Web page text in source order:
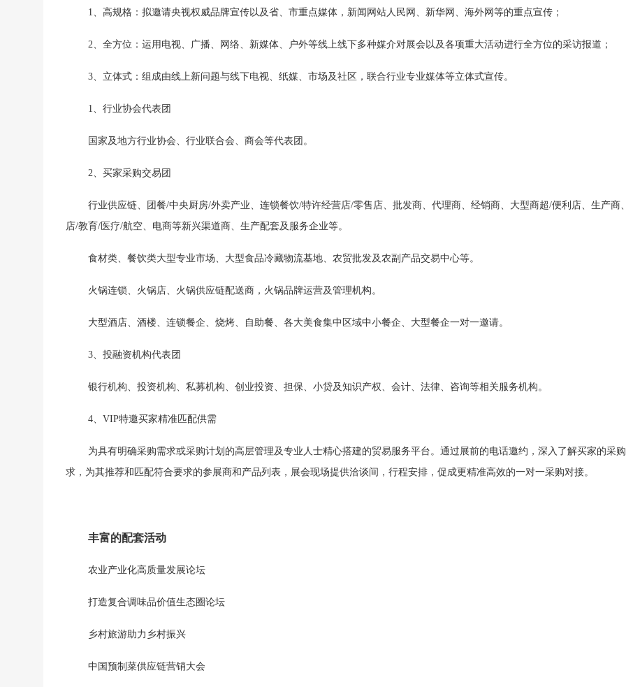
1、高规格：拟邀请央视权威品牌宣传以及省、市重点媒体，新闻网站人民网、新华网、海外网等的重点宣传；
2、全方位：运用电视、广播、网络、新媒体、户外等线上线下多种媒介对展会以及各项重大活动进行全方位的采访报道；
3、立体式：组成由线上新问题与线下电视、纸媒、市场及社区，联合行业专业媒体等立体式宣传。
1、行业协会代表团
国家及地方行业协会、行业联合会、商会等代表团。
2、买家采购交易团
行业供应链、团餐/中央厨房/外卖产业、连锁餐饮/特许经营店/零售店、批发商、代理商、经销商、大型商超/便利店、生产商
店/教育/医疗/航空、电商等新兴渠道商、生产配套及服务企业等。
食材类、餐饮类大型专业市场、 大型食品冷藏物流基地、农贸批发及农副产品交易中心等。
火锅连锁、火锅店、火锅供应链配送商，火锅品牌运营及管理机构。
大型酒店、酒楼、连锁餐企、烧烤、自助餐、各大美食集中区域中小餐企、大型餐企一对一邀请。
3、投融资机构代表团
银行机构、投资机构、私募机构、创业投资、担保、小贷及知识产权、会计、法律、咨询等相关服务机构。
4、 VIP特邀买家精准匹配供需
为具有明确采购需求或采购计划的高层管理及专业人士精心搭建的贸易服务平台。通过展前的电话邀约，深入了解买家的采
求，为其推荐和匹配符合要求的参展商和产品列表，展会现场提供洽谈间，行程安排，促成更精准高效的一对一采购对接。
丰富的配套活动
农业产业化高质量发展论坛
打造复合调味品价值生态圈论坛
乡村旅游助力乡村振兴
中国预制菜供应链营销大会